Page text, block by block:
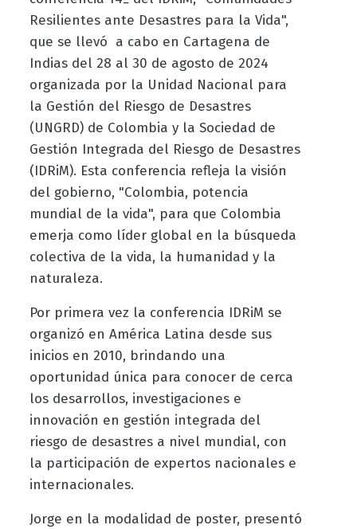
Resilientes ante Desastres para la Vida",
que se llevó a cabo en Cartagena de
Indias del 28 al 30 de agosto de 2024
organizada por la Unidad Nacional para
la Gestión del Riesgo de Desastres
(UNGRD) de Colombia y la Sociedad de
Gestión Integrada del Riesgo de Desastres
(IDRiM). Esta conferencia refleja la visión
del gobierno, "Colombia, potencia
mundial de la vida", para que Colombia
emerja como líder global en la búsqueda
colectiva de la vida, la humanidad y la
naturaleza.
Por primera vez la conferencia IDRiM se
organizó en América Latina desde sus
inicios en 2010, brindando una
oportunidad única para conocer de cerca
los desarrollos, investigaciones e
innovación en gestión integrada del
riesgo de desastres a nivel mundial, con
la participación de expertos nacionales e
internacionales.
Jorge en la modalidad de poster, presentó